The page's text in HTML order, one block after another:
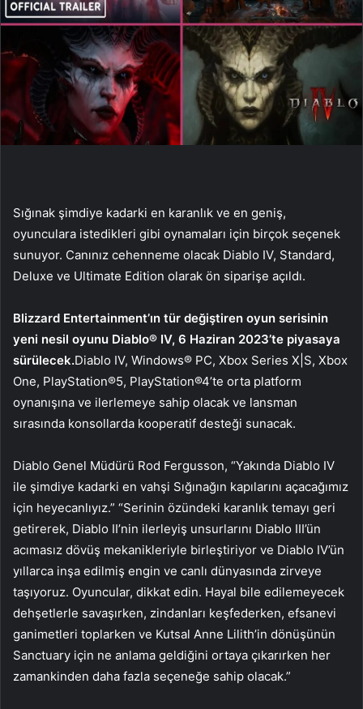
Sığınak şimdiye kadarki en karanlık ve en geniş,
oyunculara istedikleri gibi oynamaları için birçok seçenek
sunuyor. Canınız cehenneme olacak Diablo IV, Standard,
Deluxe ve Ultimate Edition olarak ön siparişe açıldı.
Blizzard Entertainment’ın tür değiştiren oyun serisinin
yeni nesil oyunu Diablo® IV, 6 Haziran 2023’te piyasaya
sürülecek.Diablo IV, Windows® PC, Xbox Series X|S, Xbox
One, PlayStation®5, PlayStation®4’te orta platform
oynanışına ve ilerlemeye sahip olacak ve lansman
sırasında konsollarda kooperatif desteği sunacak.
Diablo Genel Müdürü Rod Fergusson, “Yakında Diablo IV
ile şimdiye kadarki en vahşi Sığınağın kapılarını açacağımız
için heyecanlıyız.” “Serinin özündeki karanlık temayı geri
getirerek, Diablo II’nin ilerleyiş unsurlarını Diablo III’ün
acımasız dövüş mekanikleriyle birleştiriyor ve Diablo IV’ün
yıllarca inşa edilmiş engin ve canlı dünyasında zirveye
taşıyoruz. Oyuncular, dikkat edin. Hayal bile edilemeyecek
dehşetlerle savaşırken, zindanları keşfederken, efsanevi
ganimetleri toplarken ve Kutsal Anne Lilith’in dönüşünün
Sanctuary için ne anlama geldiğini ortaya çıkarırken her
zamankinden daha fazla seçeneğe sahip olacak.”